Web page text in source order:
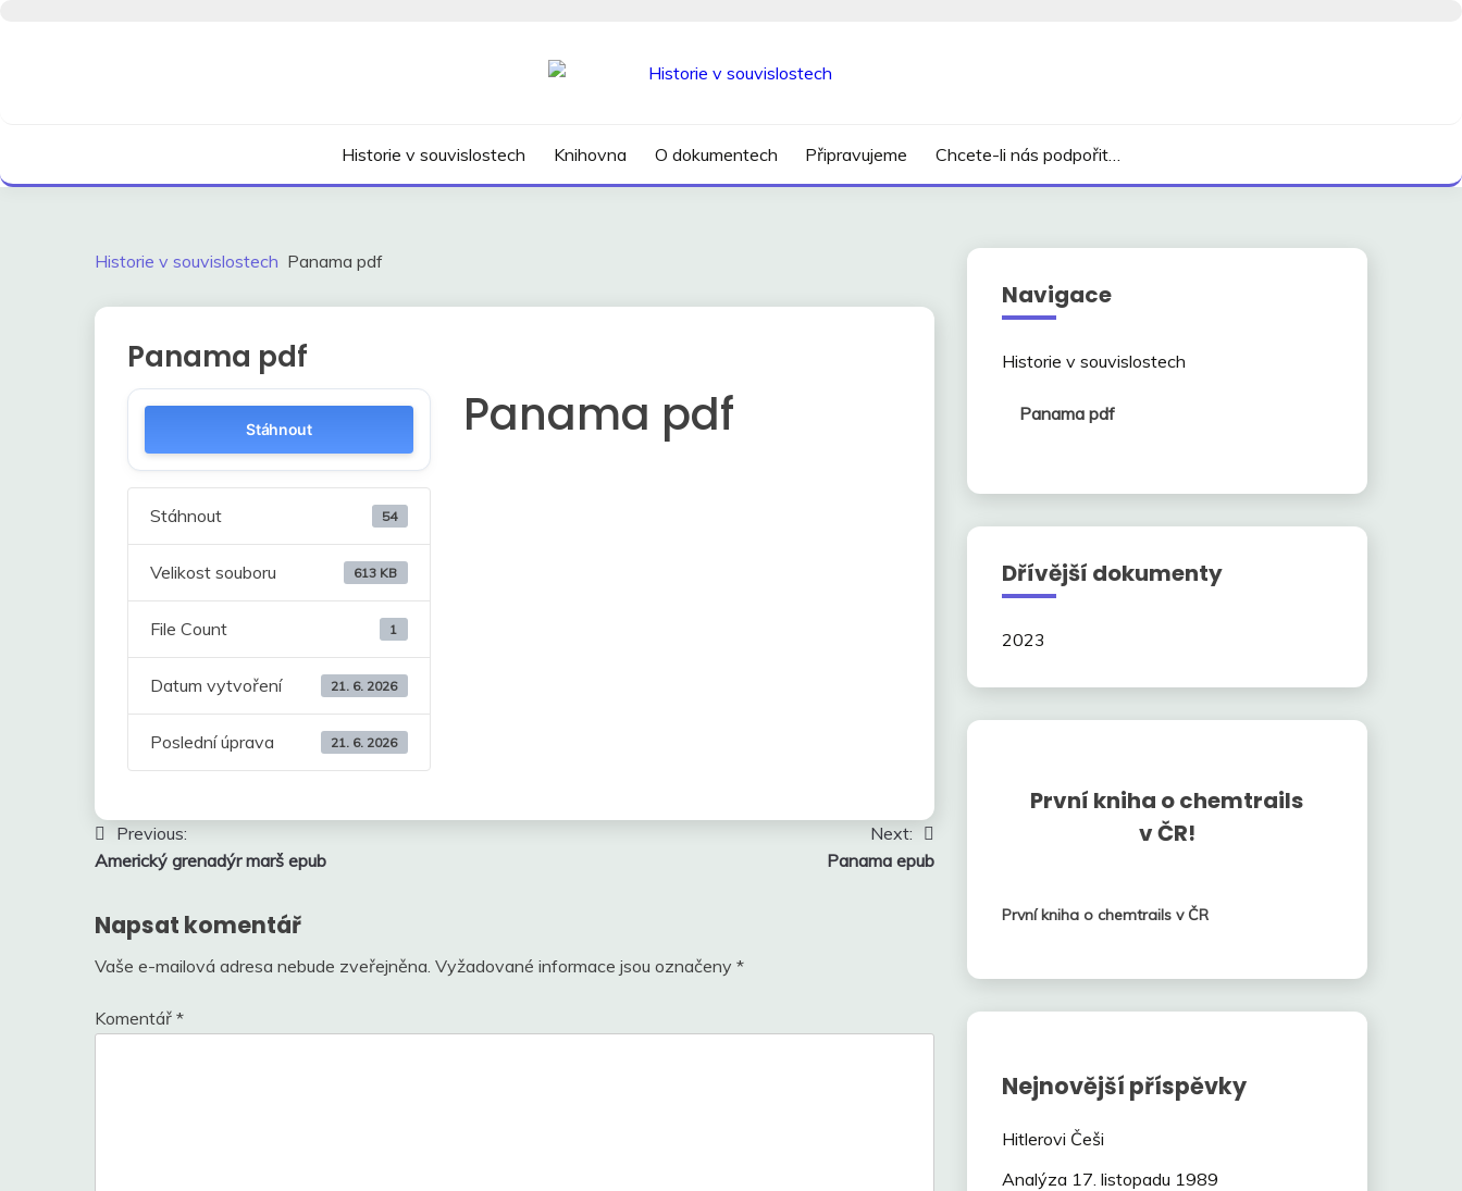
Historie v souvislostech Knihovna O dokumentech Připravujeme Chcete-li nás podpořit…
Historie v souvislostech Panama pdf
Panama pdf
Stáhnout
Stáhnout 54
Velikost souboru 613 KB
File Count 1
Datum vytvoření 21. 6. 2026
Poslední úprava 21. 6. 2026
Panama pdf
Navigace
pro
Previous:
Americký grenadýr marš epub
Next:
Panama epub
Napsat komentář
Vaše e-mailová adresa nebude zveřejněna. Vyžadované informace jsou označeny *
Komentář *
Navigace
Historie v souvislostech
Panama pdf
Dřívější dokumenty
2023
První kniha o chemtrails
v ČR!
První kniha o chemtrails v ČR
Nejnovější příspěvky
Hitlerovi Češi
Analýza 17. listopadu 1989